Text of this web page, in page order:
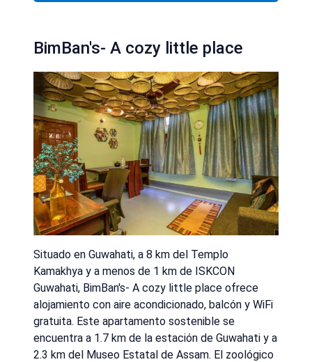
BimBan's- A cozy little place
Situado en Guwahati, a 8 km del Templo
Kamakhya y a menos de 1 km de ISKCON
Guwahati, BimBan's- A cozy little place ofrece
alojamiento con aire acondicionado, balcón y WiFi
gratuita. Este apartamento sostenible se
encuentra a 1.7 km de la estación de Guwahati y a
2.3 km del Museo Estatal de Assam. El zoológico